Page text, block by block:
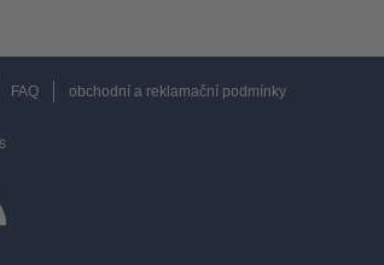
FAQ obchodní a reklamační podmínky